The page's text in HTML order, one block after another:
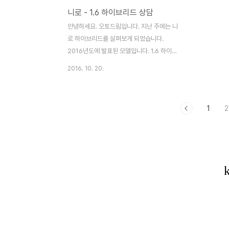
관리된 차량이라 바로 계약하고 군산에서 차
량이전 완료해서 대전으로 오게 되었습니다.
고객님의 자녀분이 출퇴근을 시외로 하게 되
어서 크루즈 차량을 선택하게..
니로 - 1.6 하이브리드 상담
안녕하세요. 오토드림입니다. 지난 주에는 니
로 하이브리드를 살펴보게 되었습니다.
2016년도에 발표된 모델입니다. 1.6 하이브
2016. 10. 20.
1 2